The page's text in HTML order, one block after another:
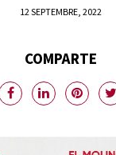
12 SEPTEMBRE, 2022
COMPARTE